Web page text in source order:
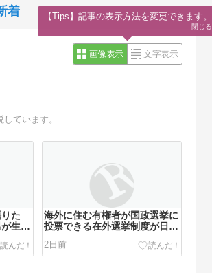
着
画像表示 文字表示
ています。
た
生物
海外に住む有権者が国政選挙に
投票できる在外選挙制度が日本
ょう？
2日前
【Tips】記事の表示方法を変更できます。
閉じる